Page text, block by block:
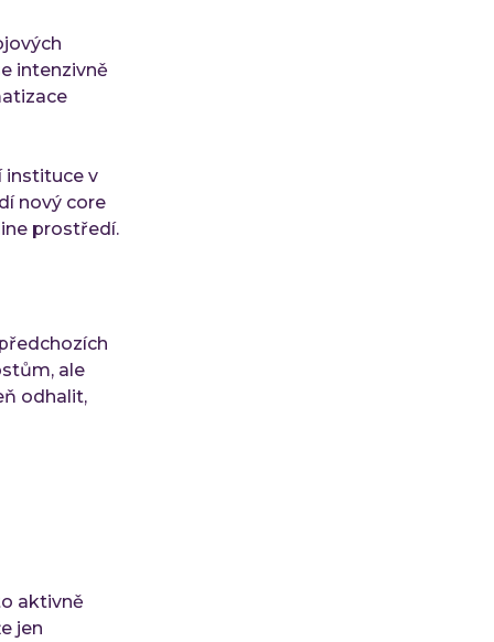
intenzivně
instituce v
nový core
prostředí.
ale
odhalit,
aktivně
jen